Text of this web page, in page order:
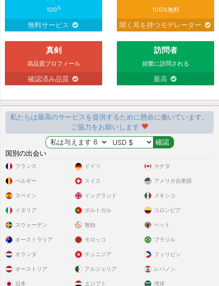
100%
無料サービス
100%無料
聞く耳を持つモデレーター
真剣
高品質プロフィール
確認済み品質
訪問者
頻繁に訪問される
最高
私たちは最高のサービスを提供するために懸命に働いています。
ご協力をお願いします
国別の出会い
フランス
ベルギー
スペイン
イタリア
スウェーデン
ドイツ
スイス
イングランド
ポルトガル
無効
カナダ
アメリカ合衆国
メキシコ
コロンビア
ペット
オーストラリア
オランダ
オーストリア
日本
モロッコ
チュニジア
アルジェリア
エジプト
ブラジル
フィリピン
レバノン
湾岸